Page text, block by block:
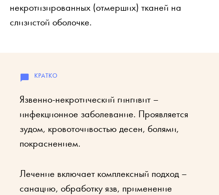
некротизированных (отмерших) тканей на
слизистой оболочке.
Язвенно-некротический гингивит –
инфекционное заболевание. Проявляется
зудом, кровоточивостью десен, болями,
покраснением.
Лечение включает комплексный подход –
санацию, обработку язв, применение